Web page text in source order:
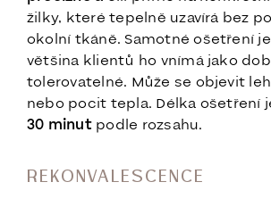
žilky, které tepelně uzavírá bez
okolní tkáně. Samotné ošetření
většina klientů ho vnímá jako
tolerovatelné. Může se objevit
nebo pocit tepla. Délka ošetření
30 minutpodle rozsahu.
REKONVALESCENCE